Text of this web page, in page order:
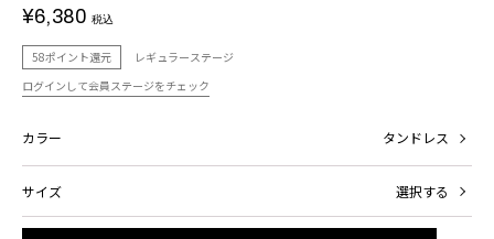
¥6,380 税込
58ポイント還元
レギュラーステージ
ログインして会員ステージをチェック
カラー タンドレス
サイズ 選択する